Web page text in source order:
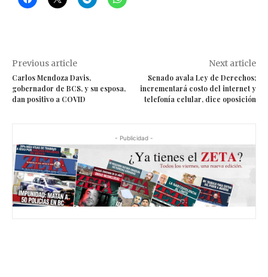
Previous article
Carlos Mendoza Davis,
gobernador de BCS, y su esposa,
dan positivo a COVID
Next article
Senado avala Ley de Derechos;
incrementará costo del internet y
telefonía celular, dice oposición
- Publicidad -